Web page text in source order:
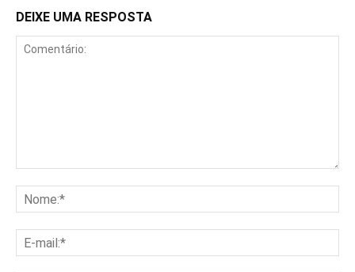
DEIXE UMA RESPOSTA